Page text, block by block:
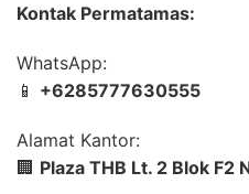
Kontak Permatamas:
WhatsApp:
📱 +6285777630555
Alamat Kantor:
🏢 Plaza THB Lt. 2 Blok F2